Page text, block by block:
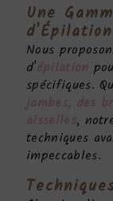
Une
d'Épilation
Nous
d'épilation
spécifiques.
jambes, des
aisselles,
techniques
impeccables.